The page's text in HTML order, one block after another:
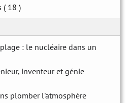
( 18 )
: le nucléaire dans un
inventeur et génie
plomber l'atmosphère